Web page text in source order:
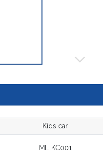
Kids car
ML-KC001